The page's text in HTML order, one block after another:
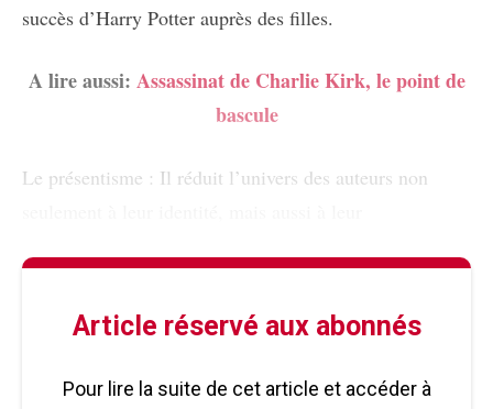
succès d’Harry Potter auprès des filles.
A lire aussi: Assassinat de Charlie Kirk, le point de
bascule
Le présentisme : Il réduit l’univers des auteurs non
Article réservé aux abonnés
Pour lire la suite de cet article et accéder à